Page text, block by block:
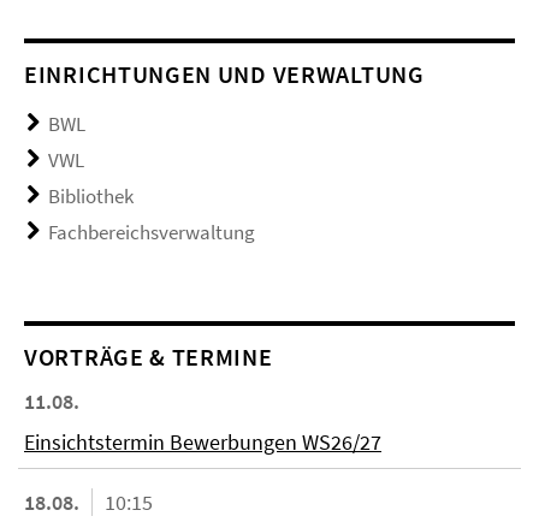
EINRICHTUNGEN UND VERWALTUNG
BWL
VWL
Bibliothek
Fachbereichsverwaltung
VORTRÄGE & TERMINE
11.08.
Einsichtstermin Bewerbungen WS26/27
18.08.
10:15